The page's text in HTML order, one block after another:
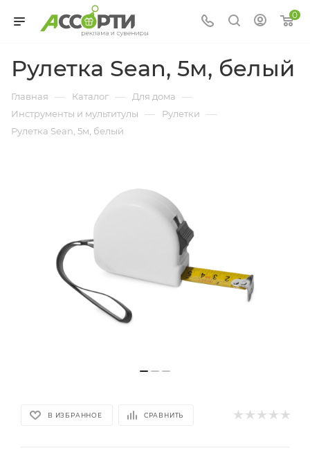
0
Рулетка Sean, 5м, белый
Главная — Каталог — Для дома —
Инструменты и мультитулы — Рулетки —
Рулетка Sean, 5м, белый
В ИЗБРАННОЕ СРАВНИТЬ